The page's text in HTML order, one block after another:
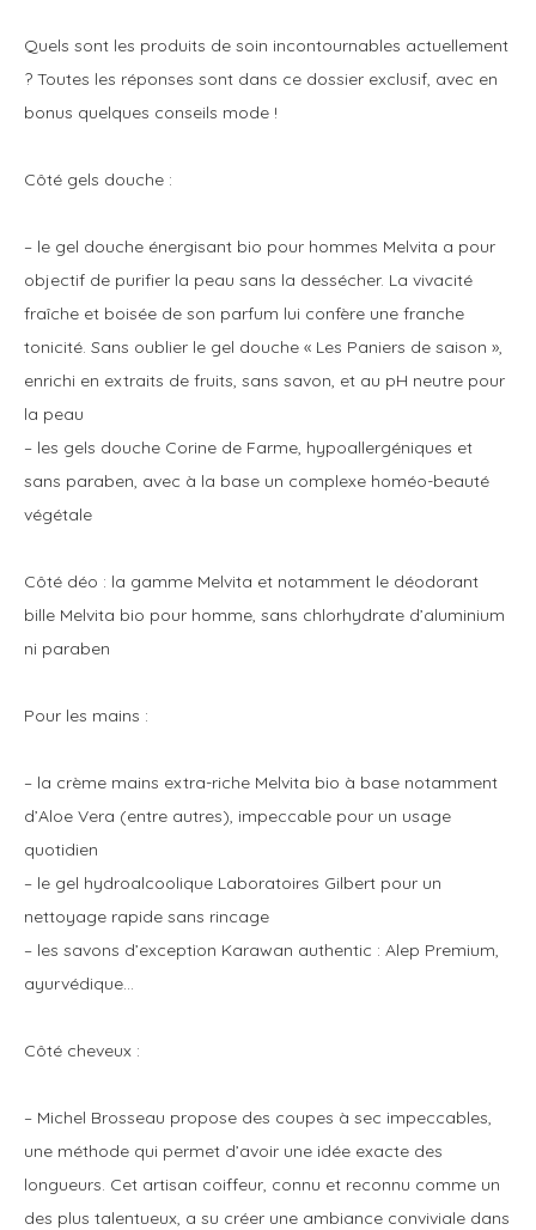
Quels sont les produits de soin incontournables actuellement
? Toutes les réponses sont dans ce dossier exclusif, avec en
bonus quelques conseils mode !
Côté gels douche :
– le gel douche énergisant bio pour hommes Melvita a pour
objectif de purifier la peau sans la dessécher. La vivacité
fraîche et boisée de son parfum lui confère une franche
tonicité. Sans oublier le gel douche « Les Paniers de saison »,
enrichi en extraits de fruits, sans savon, et au pH neutre pour
la peau
– les gels douche Corine de Farme, hypoallergéniques et
sans paraben, avec à la base un complexe homéo-beauté
végétale
Côté déo : la gamme Melvita et notamment le déodorant
bille Melvita bio pour homme, sans chlorhydrate d’aluminium
ni paraben
Pour les mains :
– la crème mains extra-riche Melvita bio à base notamment
d’Aloe Vera (entre autres), impeccable pour un usage
quotidien
– le gel hydroalcoolique Laboratoires Gilbert pour un
nettoyage rapide sans rincage
– les savons d’exception Karawan authentic : Alep Premium,
ayurvédique…
Côté cheveux :
– Michel Brosseau propose des coupes à sec impeccables,
une méthode qui permet d’avoir une idée exacte des
longueurs. Cet artisan coiffeur, connu et reconnu comme un
des plus talentueux, a su créer une ambiance conviviale dans